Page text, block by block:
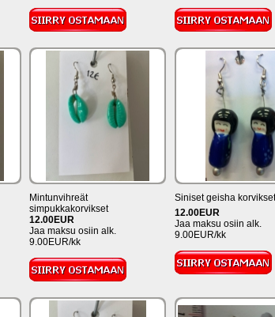
Mintunvihreät
simpukkakorvikset
12.00EUR
Jaa maksu osiin alk.
9.00EUR/kk
Siniset geisha korvikset
12.00EUR
Jaa maksu osiin alk.
9.00EUR/kk